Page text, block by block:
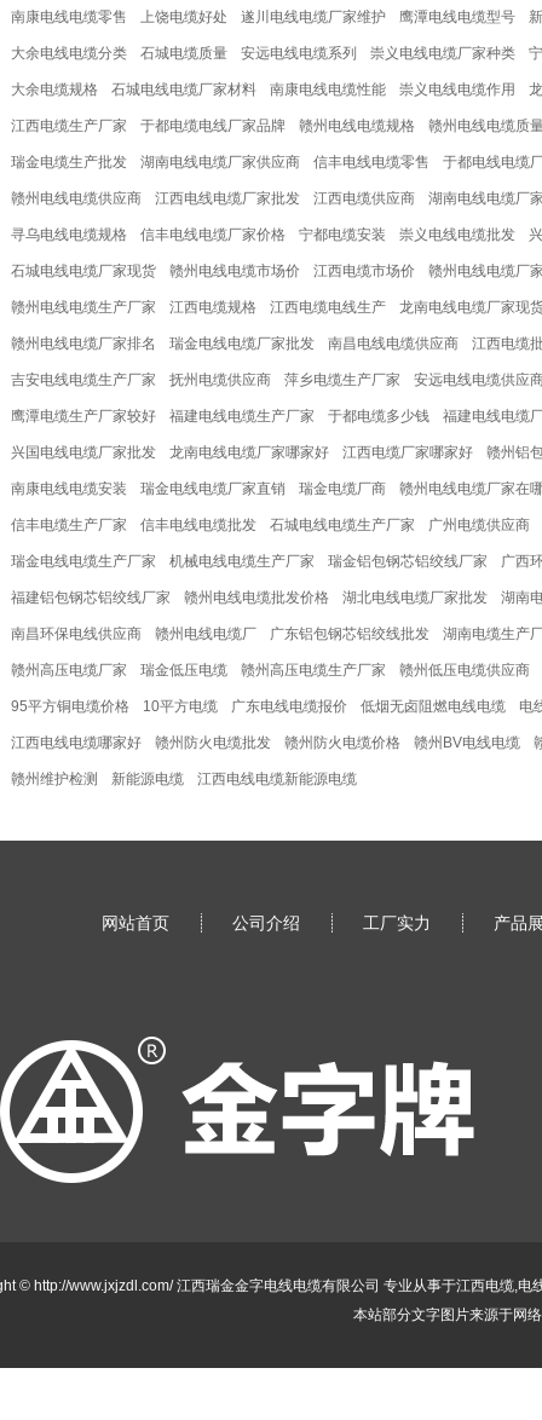
南康电线电缆零售 上饶电缆好处 遂川电线电缆厂家维护 鹰潭电线电缆型号
大余电线电缆分类 石城电缆质量 安远电线电缆系列 崇义电线电缆厂家种类
大余电缆规格 石城电线电缆厂家材料 南康电线电缆性能 崇义电线电缆作用
江西电缆生产厂家 于都电缆电线厂家品牌 赣州电线电缆规格 赣州电线电缆质
瑞金电缆生产批发 湖南电线电缆厂家供应商 信丰电线电缆零售 于都电线电缆
赣州电线电缆供应商 江西电线电缆厂家批发 江西电缆供应商 湖南电线电缆厂
寻乌电线电缆规格 信丰电线电缆厂家价格 宁都电缆安装 崇义电线电缆批发
石城电线电缆厂家现货 赣州电线电缆市场价 江西电缆市场价 赣州电线电缆厂
赣州电线电缆生产厂家 江西电缆规格 江西电缆电线生产 龙南电线电缆厂家现
赣州电线电缆厂家排名 瑞金电线电缆厂家批发 南昌电线电缆供应商 江西电缆
吉安电线电缆生产厂家 抚州电缆供应商 萍乡电缆生产厂家 安远电线电缆供应
鹰潭电缆生产厂家较好 福建电线电缆生产厂家 于都电缆多少钱 福建电线电缆
兴国电线电缆厂家批发 龙南电线电缆厂家哪家好 江西电缆厂家哪家好 赣州铝
南康电线电缆安装 瑞金电线电缆厂家直销 瑞金电缆厂商 赣州电线电缆厂家在
信丰电缆生产厂家 信丰电线电缆批发 石城电线电缆生产厂家 广州电缆供应商
瑞金电线电缆生产厂家 机械电线电缆生产厂家 瑞金铝包钢芯铝绞线厂家 广西
福建铝包钢芯铝绞线厂家 赣州电线电缆批发价格 湖北电线电缆厂家批发 湖南
南昌环保电线供应商 赣州电线电缆厂 广东铝包钢芯铝绞线批发 湖南电缆生产
赣州高压电缆厂家 瑞金低压电缆 赣州高压电缆生产厂家 赣州低压电缆供应商
95平方铜电缆价格 10平方电缆 广东电线电缆​报价 低烟无卤阻燃电线电缆 电
江西电线电缆哪家好 赣州防火电缆批发 赣州防火电缆价格 赣州BV电线电缆
赣州维护检测 新能源电缆 江西电线电缆新能源电缆
网站首页 公司介绍 工厂实力 产品
© http://www.jxjzdl.com/ 江西瑞金金字电线电缆有限公司 专业从事于江西电缆,电
本站部分文字图片来源于网